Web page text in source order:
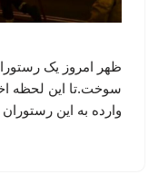
ظهر امروز یک
سوخت.تا این لحظه
وارده به این